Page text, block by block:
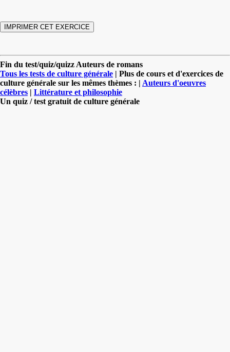
Fin du test/quiz/quizz Auteurs de romans
Tous les tests de culture générale | Plus de cours et d'exercices de
culture générale sur les mêmes thèmes : | Auteurs d'oeuvres
célèbres | Littérature et philosophie
Un quiz / test gratuit de culture générale